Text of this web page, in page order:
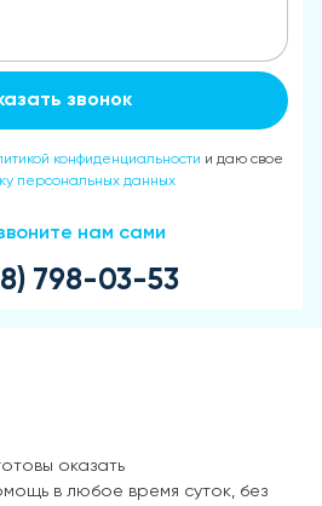
звонок
конфиденциальности и даю свое
персональных данных
нам сами
798-03-53
оказать
в любое время суток, без